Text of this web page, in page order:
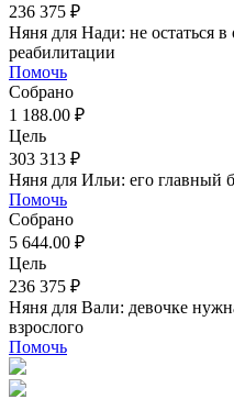
236 375 ₽
Няня для Нади: не остаться в
реабилитации
Помочь
Собрано
1 188.00 ₽
Цель
303 313 ₽
Няня для Ильи: его главный
Помочь
Собрано
5 644.00 ₽
Цель
236 375 ₽
Няня для Вали: девочке
взрослого
Помочь